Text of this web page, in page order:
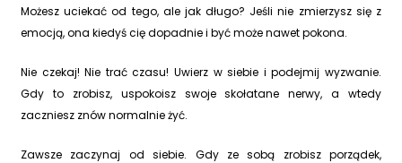
Możesz uciekać od tego, ale jak długo? Jeśli nie zmierzysz się z
emocją, ona kiedyś cię dopadnie i być może nawet pokona.
Nie czekaj! Nie trać czasu! Uwierz w siebie i podejmij wyzwanie.
Gdy to zrobisz, uspokoisz swoje skołatane nerwy, a wtedy
zaczniesz znów normalnie żyć.
Zawsze zaczynaj od siebie. Gdy ze sobą zrobisz porządek,